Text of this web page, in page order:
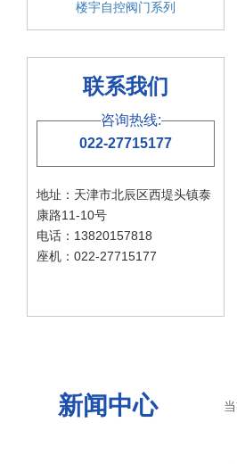
楼宇自控阀门系列
联系我们
咨询热线:
022-27715177
地址：天津市北辰区西堤头镇泰
康路11-10号
电话：13820157818
座机：022-27715177
新闻中心